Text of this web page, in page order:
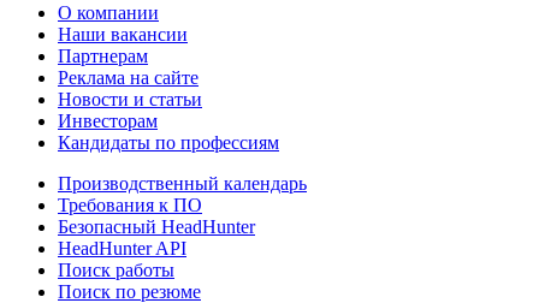
О компании
Наши вакансии
Партнерам
Реклама на сайте
Новости и статьи
Инвесторам
Кандидаты по профессиям
Производственный календарь
Требования к ПО
Безопасный HeadHunter
HeadHunter API
Поиск работы
Поиск по резюме